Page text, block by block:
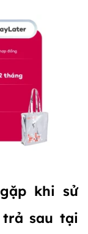
khi sử
sau tại